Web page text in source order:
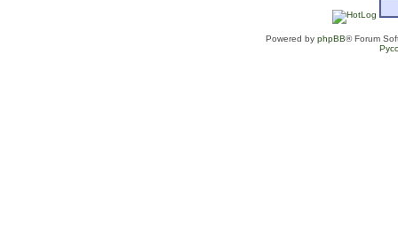
Powered by phpBB® Forum